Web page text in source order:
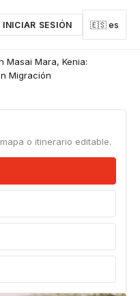
INICIAR SESIÓN 🇪🇸 es
Masai Mara, Kenia:
Migración
o itinerario editable.